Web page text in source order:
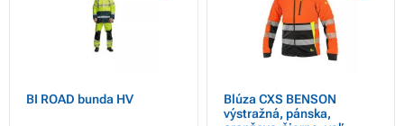
BI ROAD bunda HV
Blúza CXS BENSON
výstražná, pánska,